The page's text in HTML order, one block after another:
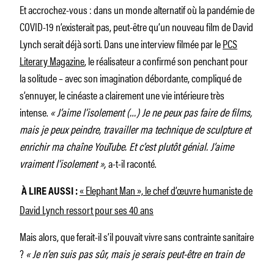
Et accrochez-vous : dans un monde alternatif où la pandémie de
COVID-19 n’existerait pas, peut-être qu’un nouveau film de David
Lynch serait déjà sorti. Dans une interview filmée par lePCS
Literary Magazine, le réalisateur a confirmé son penchant pour
la solitude – avec son imagination débordante, compliqué de
s’ennuyer, le cinéaste a clairement une vie intérieure très
intense. « J’aime l’isolement (…) Je ne peux pas faire de films,
mais je peux peindre, travailler ma technique de sculpture et
enrichir ma chaîne YouTube. Et c’est plutôt génial. J’aime
vraiment l’isolement »,a-t-il raconté.
À LIRE AUSSI :« Elephant Man », le chef d’œuvre humaniste de
David Lynch ressort pour ses 40 ans
Mais alors, que ferait-il s’il pouvait vivre sans contrainte sanitaire
?« Je n’en suis pas sûr, mais je serais peut-être en train de